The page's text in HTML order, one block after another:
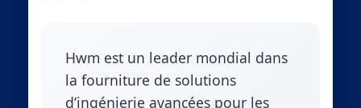
Hwm est un leader mondial dans
la fourniture de solutions
d’ingénierie avancées pour les